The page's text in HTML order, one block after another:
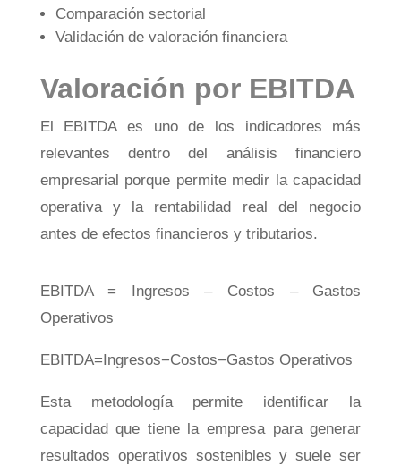
Comparación sectorial
Validación de valoración financiera
Valoración por EBITDA
El EBITDA es uno de los indicadores más
relevantes dentro del análisis financiero
empresarial porque permite medir la capacidad
operativa y la rentabilidad real del negocio
antes de efectos financieros y tributarios.
EBITDA = Ingresos – Costos – Gastos
Operativos
EBITDA=Ingresos−Costos−Gastos Operativos
Esta metodología permite identificar la
capacidad que tiene la empresa para generar
resultados operativos sostenibles y suele ser